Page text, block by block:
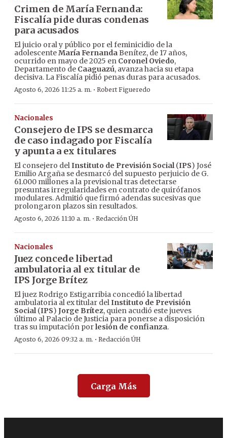
Crimen de María Fernanda:
Fiscalía pide duras condenas
para acusados
El juicio oral y público por el feminicidio de la
adolescenteMaría FernandaBenítez, de 17 años,
ocurrido en mayo de 2025 en Coronel Oviedo,
Departamento de Caaguazú, avanza hacia su etapa
decisiva. La Fiscalía pidió penas duras para acusados.
Agosto 6, 2026 11:25 a. m. · Robert Figueredo
Nacionales
Consejero de IPS se desmarca
de caso indagado por Fiscalía
y apunta a ex titulares
El consejero delInstituto de Previsión Social(IPS) José
Emilio Argaña se desmarcó del supuesto perjuicio de G.
61.000 millones a la previsional tras detectarse
presuntas irregularidades en contrato de quirófanos
modulares. Admitió que firmó adendas sucesivas que
prolongaron plazos sin resultados.
Agosto 6, 2026 11:10 a. m. · Redacción ÚH
Nacionales
Juez concede libertad
ambulatoria al ex titular de
IPS Jorge Brítez
El juez Rodrigo Estigarribia concedió la libertad
ambulatoria al ex titular delInstituto de Previsión
Social(IPS) Jorge Brítez, quien acudió este jueves
último al Palacio de Justicia para ponerse a disposición
tras su imputación porlesión de confianza.
Agosto 6, 2026 09:32 a. m. · Redacción ÚH
Carga Más